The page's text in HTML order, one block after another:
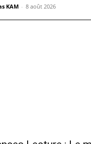
KAM - 8 août 2026